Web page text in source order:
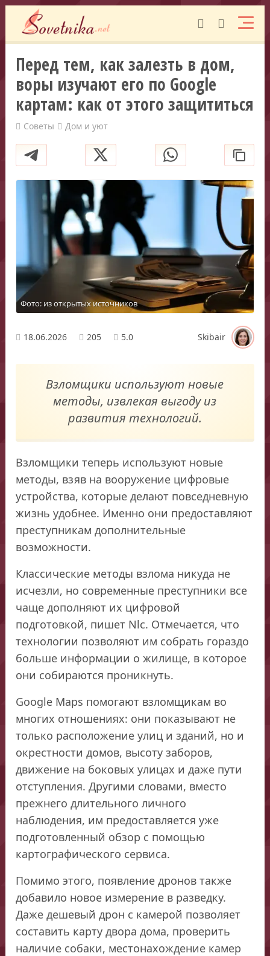
Перед тем, как залезть в дом,
воры изучают его по Google
картам: как от этого защититься
Советы Дом и уют
Фото: из открытых источников
18.06.2026 205 5.0 Skibair
Взломщики используют новые
методы, извлекая выгоду из
развития технологий.
Взломщики теперь используют новые
методы, взяв на вооружение цифровые
устройства, которые делают повседневную
жизнь удобнее. Именно они предоставляют
преступникам дополнительные
возможности.
Классические методы взлома никуда не
исчезли, но современные преступники все
чаще дополняют их цифровой
подготовкой, пишет Nlc. Отмечается, что
технологии позволяют им собрать гораздо
больше информации о жилище, в которое
они собираются проникнуть.
Google Maps помогают взломщикам во
многих отношениях: они показывают не
только расположение улиц и зданий, но и
окрестности домов, высоту заборов,
движение на боковых улицах и даже пути
отступления. Другими словами, вместо
прежнего длительного личного
наблюдения, им предоставляется уже
подготовленный обзор с помощью
картографического сервиса.
Помимо этого, появление дронов также
добавило новое измерение в разведку.
Даже дешевый дрон с камерой позволяет
составить карту двора дома, проверить
наличие собаки, местонахождение камер